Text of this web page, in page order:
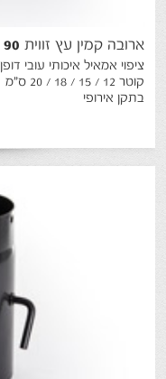
ארובה קמין עץ זווית
ציפוי אמאיל איכותי עובי דופן 1.2 מ"מ
קוטר 12 / 15 / 18 / 20 ס"מ
בתקן אירופי